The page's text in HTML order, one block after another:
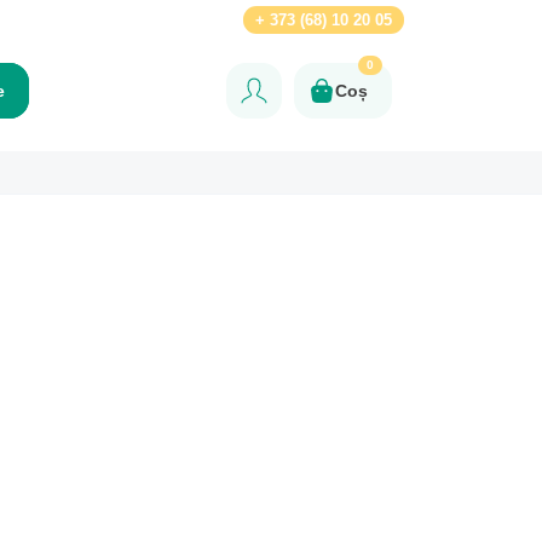
+ 373 (68) 10 20 05
Coș
0